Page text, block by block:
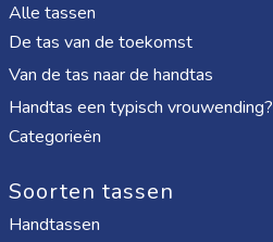
Alle tassen
De tas van de toekomst
Van de tas naar de handtas
Handtas een typisch vrouwending?
Categorieën
Soorten tassen
Handtassen